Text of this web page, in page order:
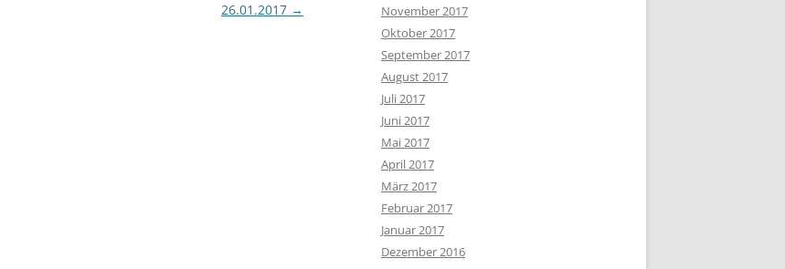
26.01.2017 →
November 2017
Oktober 2017
September 2017
August 2017
Juli 2017
Juni 2017
Mai 2017
April 2017
März 2017
Februar 2017
Januar 2017
Dezember 2016